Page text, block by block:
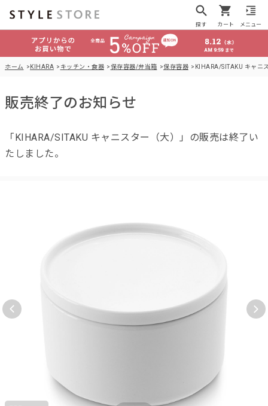
探す カート メニュー
ホーム KIHARA キッチン・食器 保存容器/弁当箱 保存容器 KIHARA/SITAKU キャニ
販売終了のお知らせ
「KIHARA/SITAKU キャニスター（大）」の販売は終了い
たしました。